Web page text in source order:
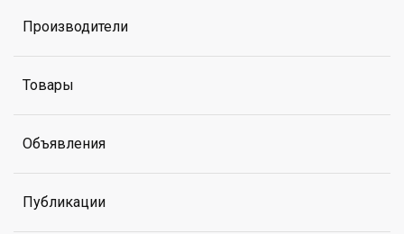
Производители
Товары
Объявления
Публикации